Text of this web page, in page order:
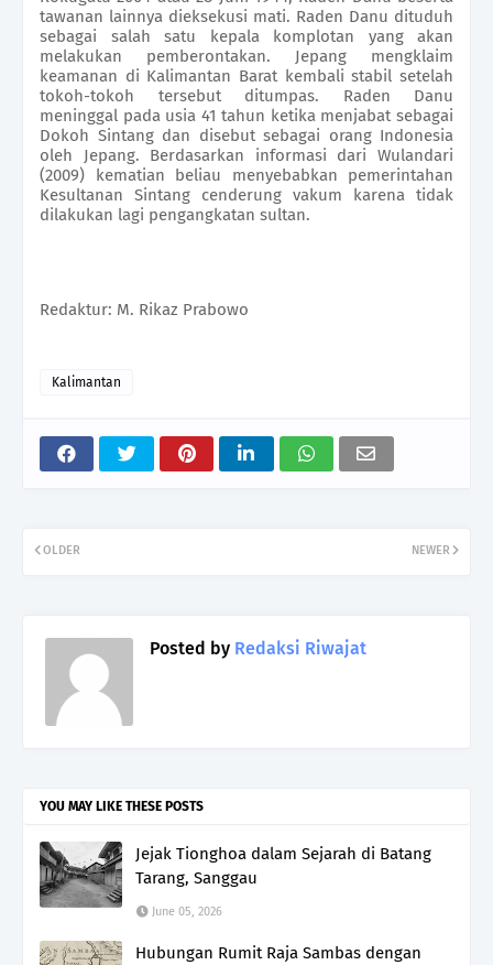
tawanan lainnya dieksekusi mati. Raden Danu dituduh
sebagai salah satu kepala komplotan yang akan
melakukan pemberontakan. Jepang mengklaim
keamanan di Kalimantan Barat kembali stabil setelah
tokoh-tokoh tersebut ditumpas. Raden Danu
meninggal pada usia 41 tahun ketika menjabat sebagai
Dokoh Sintang dan disebut sebagai orang Indonesia
oleh Jepang. Berdasarkan informasi dari Wulandari
(2009) kematian beliau menyebabkan pemerintahan
Kesultanan Sintang cenderung vakum karena tidak
dilakukan lagi pengangkatan sultan.
Redaktur: M. Rikaz Prabowo
Kalimantan
NEWER
OLDER
Posted by Redaksi Riwajat
YOU MAY LIKE THESE POSTS
Jejak Tionghoa dalam Sejarah di Batang
Tarang, Sanggau
June 05, 2026
Hubungan Rumit Raja Sambas dengan